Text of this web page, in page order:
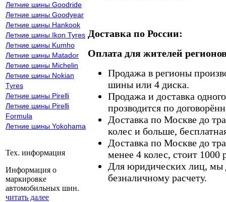
Летние шины Goodride
Летние шины Goodyear
Летние шины Hankook
Летние шины Ikon Tyres
Летние шины Kumho
Летние шины Matador
Летние шины Michelin
Летние шины Nokian
Tyres
Летние шины Pirelli
Летние шины Pirelli
Formula
Летние шины Yokohama
Тех. информация
Информация о
маркировке
автомобильных шин.
читать далее
Доставка по России:
Оплата для жителей
Продажа в регионы
шины или 4 диска.
Продажа и доставка
прозводится по
Доставка по Москве до
колес и больше,
Доставка по Москве до
менее 4 колес, стоит 1000
Для юридических лиц, мы
безналичному расчету.